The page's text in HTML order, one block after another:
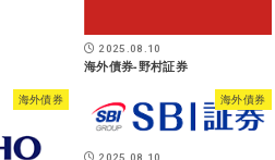
2025.08.10
海外債券-野村証券
海外債券 海外債券
2025.08.10